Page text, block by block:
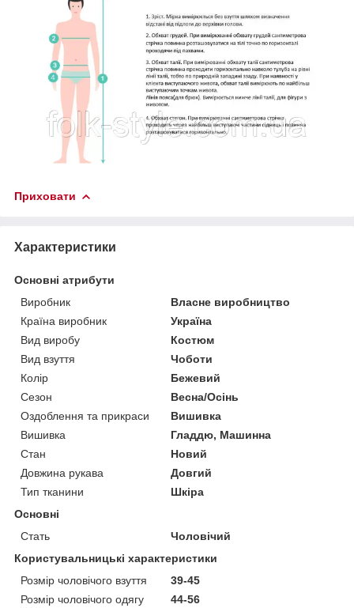
Приховати
Характеристики
Основні атрибути
Виробник
Власне виробництво
Країна виробник
Україна
Вид виробу
Костюм
Вид взуття
Чоботи
Колір
Бежевий
Сезон
Весна/Осінь
Оздоблення та прикраси
Вишивка
Вишивка
Гладдю, Машинна
Стан
Новий
Довжина рукава
Довгий
Тип тканини
Шкіра
Основні
Стать
Чоловічий
Користувальницькі характеристики
Розмір чоловічого взуття
39-45
Розмір чоловічого одягу
44-56